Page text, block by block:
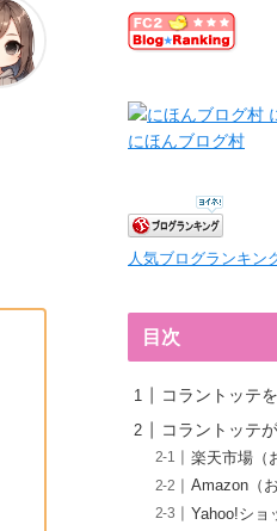
にほんブログ村
人気ブログランキン
目次
コラントッテ
コラントッテ
楽天市場（
Amazon（
Yahoo!ショ